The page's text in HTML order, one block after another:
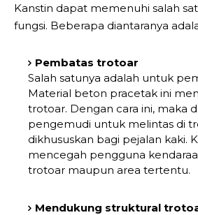
Kanstin dapat memenuhi salah
fungsi. Beberapa diantaranya
Pembatas trotoar
Salah satunya adalah untuk
Material beton pracetak ini
trotoar. Dengan cara ini, maka
pengemudi untuk melintas di
dikhususkan bagi pejalan kaki.
mencegah pengguna
trotoar maupun area tertentu.
Mendukung struktural